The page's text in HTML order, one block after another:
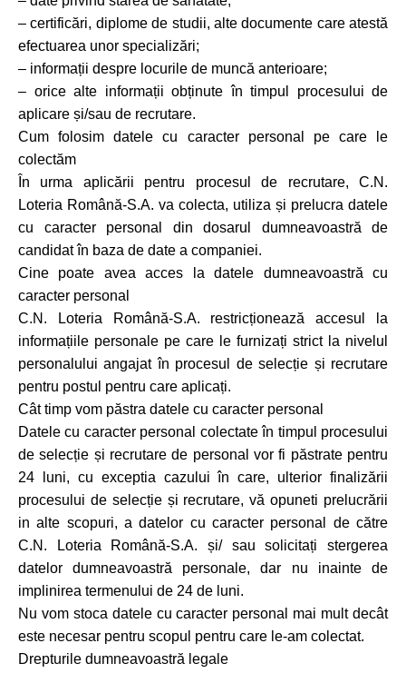
– certificări, diplome de studii, alte documente care atestă
efectuarea unor specializări;
– informații despre locurile de muncă anterioare;
– orice alte informații obținute în timpul procesului de
aplicare și/sau de recrutare.
Cum folosim datele cu caracter personal pe care le
colectăm
În urma aplicării pentru procesul de recrutare, C.N.
Loteria Română-S.A. va colecta, utiliza și prelucra datele
cu caracter personal din dosarul dumneavoastră de
candidat în baza de date a companiei.
Cine poate avea acces la datele dumneavoastră cu
caracter personal
C.N. Loteria Română-S.A. restricționează accesul la
informațiile personale pe care le furnizați strict la nivelul
personalului angajat în procesul de selecție și recrutare
pentru postul pentru care aplicați.
Cât timp vom păstra datele cu caracter personal
Datele cu caracter personal colectate în timpul procesului
de selecție și recrutare de personal vor fi păstrate pentru
24 luni, cu exceptia cazului în care, ulterior finalizării
procesului de selecție și recrutare, vă opuneti prelucrării
in alte scopuri, a datelor cu caracter personal de către
C.N. Loteria Română-S.A. și/ sau solicitați stergerea
datelor dumneavoastră personale, dar nu inainte de
implinirea termenului de 24 de luni.
Nu vom stoca datele cu caracter personal mai mult decât
este necesar pentru scopul pentru care le-am colectat.
Drepturile dumneavoastră legale